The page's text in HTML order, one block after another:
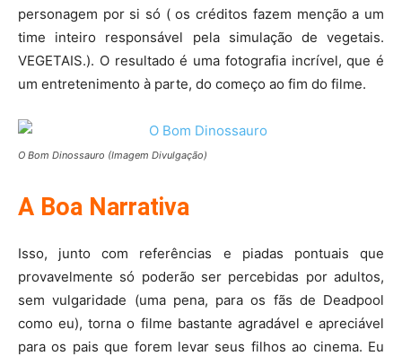
personagem por si só ( os créditos fazem menção a um
time inteiro responsável pela simulação de vegetais.
VEGETAIS.). O resultado é uma fotografia incrível, que é
um entretenimento à parte, do começo ao fim do filme.
O Bom Dinossauro (Imagem Divulgação)
A Boa Narrativa
Isso, junto com referências e piadas pontuais que
provavelmente só poderão ser percebidas por adultos,
sem vulgaridade (uma pena, para os fãs de Deadpool
como eu), torna o filme bastante agradável e apreciável
para os pais que forem levar seus filhos ao cinema. Eu